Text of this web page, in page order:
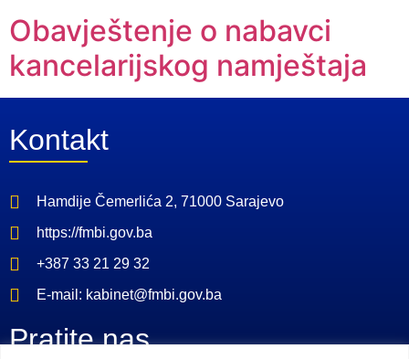
Obavještenje o nabavci
kancelarijskog namještaja
Kontakt
Hamdije Čemerlića 2, 71000 Sarajevo
https://fmbi.gov.ba
+387 33 21 29 32
E-mail: kabinet@fmbi.gov.ba
Pratite nas